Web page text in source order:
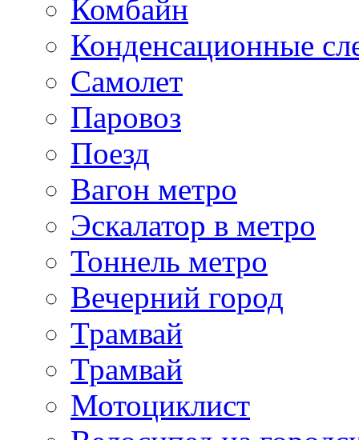
Комбайн
Конденсационные
Самолет
Паровоз
Поезд
Вагон метро
Эскалатор в метро
Тоннель метро
Вечерний город
Трамвай
Трамвай
Мотоциклист